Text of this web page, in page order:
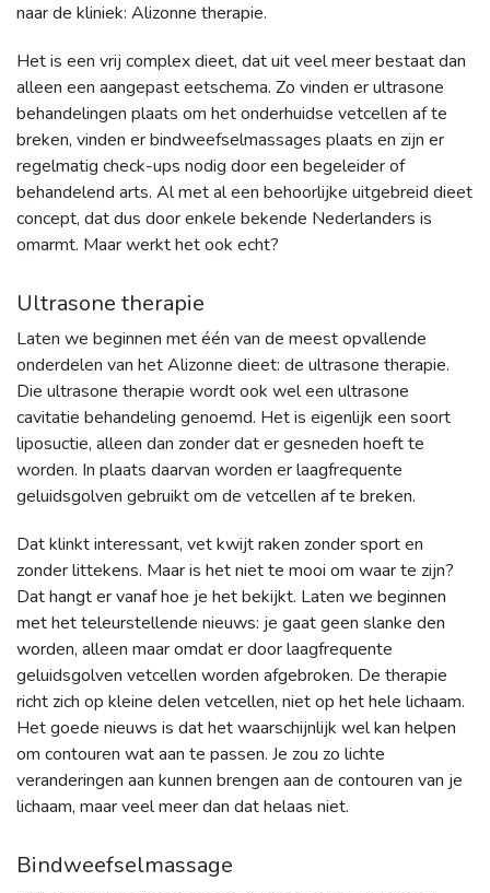
naar de kliniek: Alizonne therapie.
Het is een vrij complex dieet, dat uit veel meer bestaat dan
alleen een aangepast eetschema. Zo vinden er ultrasone
behandelingen plaats om het onderhuidse vetcellen af te
breken, vinden er bindweefselmassages plaats en zijn er
regelmatig check-ups nodig door een begeleider of
behandelend arts. Al met al een behoorlijke uitgebreid dieet
concept, dat dus door enkele bekende Nederlanders is
omarmt. Maar werkt het ook echt?
Ultrasone therapie
Laten we beginnen met één van de meest opvallende
onderdelen van het Alizonne dieet: de ultrasone therapie.
Die ultrasone therapie wordt ook wel een ultrasone
cavitatie behandeling genoemd. Het is eigenlijk een soort
liposuctie, alleen dan zonder dat er gesneden hoeft te
worden. In plaats daarvan worden er laagfrequente
geluidsgolven gebruikt om de vetcellen af te breken.
Dat klinkt interessant, vet kwijt raken zonder sport en
zonder littekens. Maar is het niet te mooi om waar te zijn?
Dat hangt er vanaf hoe je het bekijkt. Laten we beginnen
met het teleurstellende nieuws: je gaat geen slanke den
worden, alleen maar omdat er door laagfrequente
geluidsgolven vetcellen worden afgebroken. De therapie
richt zich op kleine delen vetcellen, niet op het hele lichaam.
Het goede nieuws is dat het waarschijnlijk wel kan helpen
om contouren wat aan te passen. Je zou zo lichte
veranderingen aan kunnen brengen aan de contouren van je
lichaam, maar veel meer dan dat helaas niet.
Bindweefselmassage